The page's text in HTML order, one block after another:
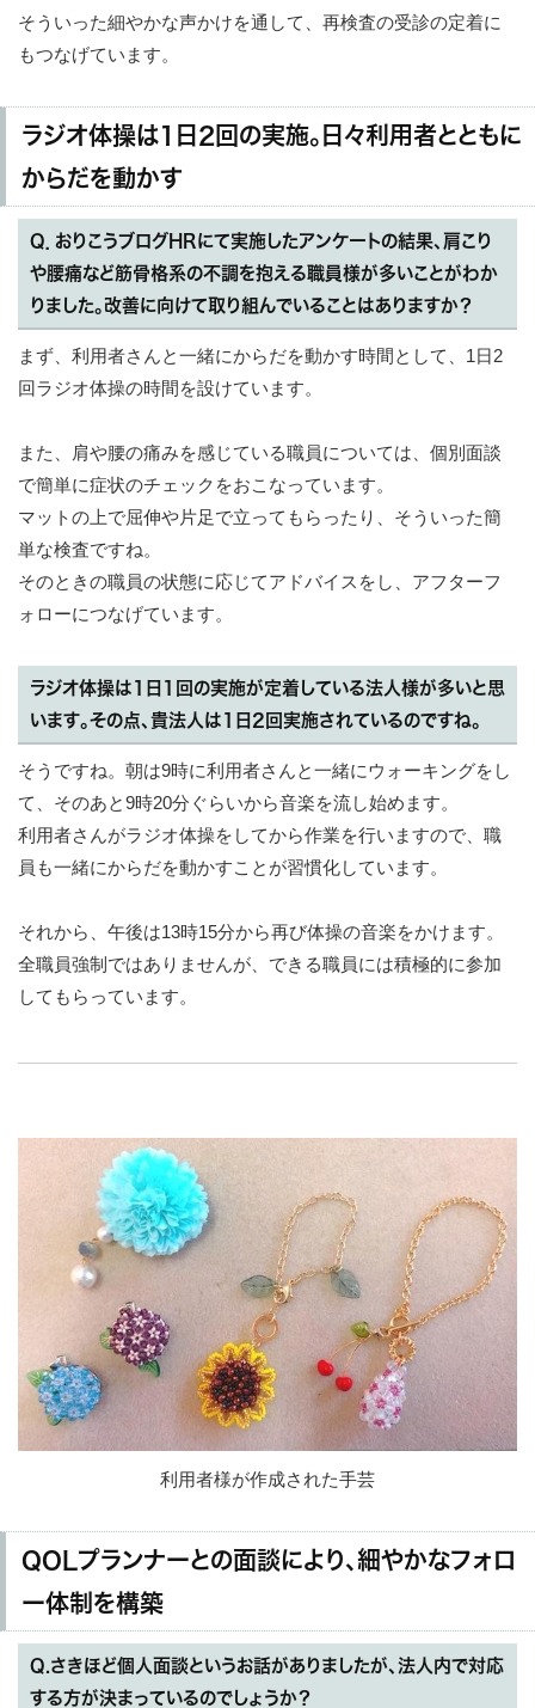
そういった細やかな声かけを通して、再検査の受診の定着に
もつなげています。
ラジオ体操は1日2回の実施。日々利用者とともに
からだを動かす
Q．おりこうブログHRにて実施したアンケートの結果、肩こり
や腰痛など筋骨格系の不調を抱える職員様が多いことがわか
りました。改善に向けて取り組んでいることはありますか？
まず、利用者さんと一緒にからだを動かす時間として、1日2
回ラジオ体操の時間を設けています。
また、肩や腰の痛みを感じている職員については、個別面談
で簡単に症状のチェックをおこなっています。
マットの上で屈伸や片足で立ってもらったり、そういった簡
単な検査ですね。
そのときの職員の状態に応じてアドバイスをし、アフターフ
ォローにつなげています。
ラジオ体操は1日1回の実施が定着している法人様が多いと思
います。その点、貴法人は1日2回実施されているのですね。
そうですね。朝は9時に利用者さんと一緒にウォーキングをし
て、そのあと9時20分ぐらいから音楽を流し始めます。
利用者さんがラジオ体操をしてから作業を行いますので、職
員も一緒にからだを動かすことが習慣化しています。
それから、午後は13時15分から再び体操の音楽をかけます。
全職員強制ではありませんが、できる職員には積極的に参加
してもらっています。
利用者様が作成された手芸
QOLプランナーとの面談により、細やかなフォロ
ー体制を構築
Q.さきほど個人面談というお話がありましたが、法人内で対応
する方が決まっているのでしょうか？